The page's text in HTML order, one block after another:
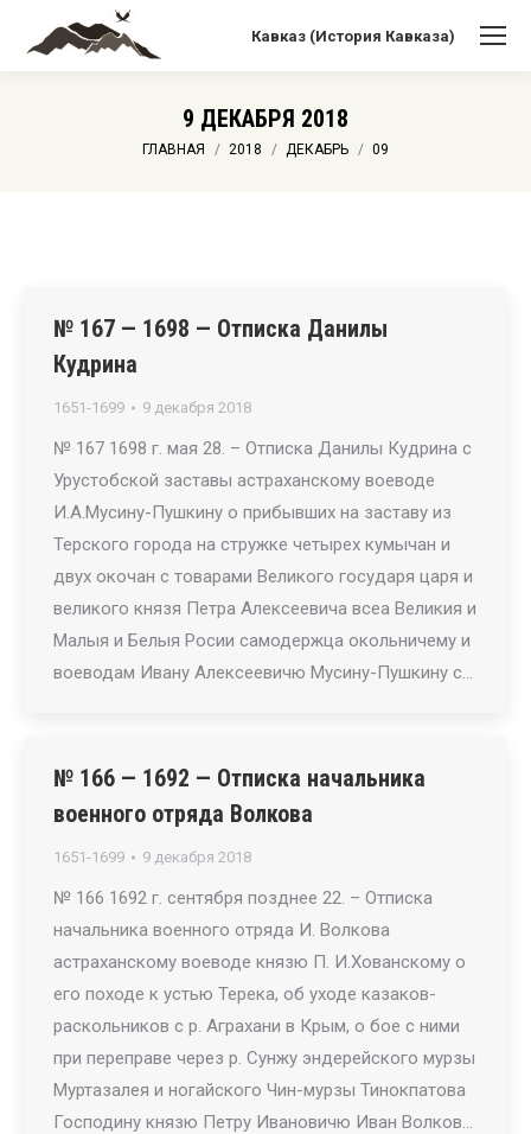
Кавказ (История Кавказа)
9 ДЕКАБРЯ 2018
Вы здесь:
ГЛАВНАЯ 2018 ДЕКАБРЬ 09
№ 167 — 1698 — Отписка Данилы
Кудрина
1651-1699 9 декабря 2018
№ 167 1698 г. мая 28. – Отписка Данилы Кудрина с
Урустобской заставы астраханскому воеводе
И.А.Мусину-Пушкину о прибывших на заставу из
Терского города на стружке четырех кумычан и
двух окочан с товарами Великого государя царя и
великого князя Петра Алексеевича всеа Великия и
Малыя и Белыя Росии самодержца окольничему и
воеводам Ивану Алексеевичю Мусину-Пушкину с…
№ 166 — 1692 — Отписка начальника
военного отряда Волкова
1651-1699 9 декабря 2018
№ 166 1692 г. сентября позднее 22. – Отписка
начальника военного отряда И. Волкова
астраханскому воеводе князю П. И.Хованскому о
его походе к устью Терека, об уходе казаков-
раскольников с р. Аграхани в Крым, о бое с ними
при переправе через р. Сунжу эндерейского мурзы
Муртазалея и ногайского Чин-мурзы Тинокпатова
Господину князю Петру Ивановичю Иван Волков…